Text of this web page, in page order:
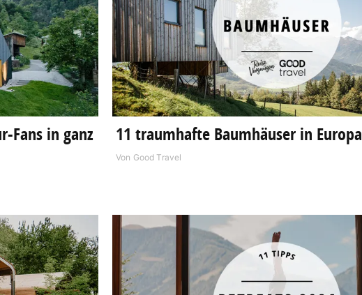
Fans in ganz
11 traumhafte Baumhäuser in Europa
Von Good Travel